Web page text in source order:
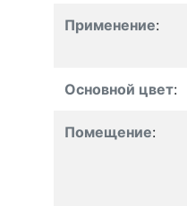
Применение:
Основной цвет:
Помещение: